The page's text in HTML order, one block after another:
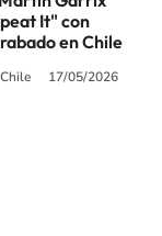
It" con
en Chile
17/05/2026